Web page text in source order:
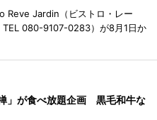
Reve Jardin（ビストロ・レー
TEL 080-9107-0283）が8月1日か
」が食べ放題企画 黒毛和牛な